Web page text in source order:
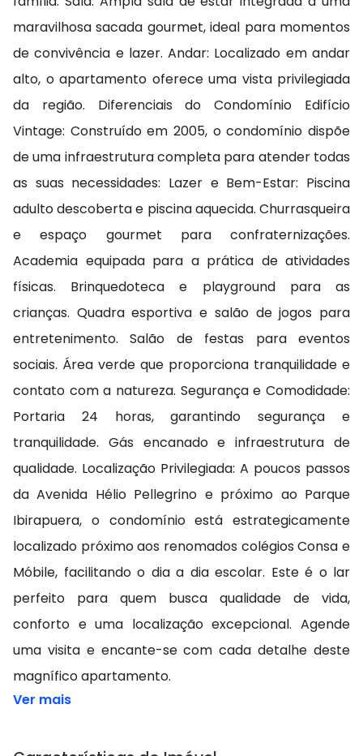
maravilhosa sacada gourmet, ideal para momentos
de convivência e lazer. Andar: Localizado em andar
alto, o apartamento oferece uma vista privilegiada
da região. Diferenciais do Condomínio Edifício
Vintage: Construído em 2005, o condomínio dispõe
de uma infraestrutura completa para atender todas
as suas necessidades: Lazer e Bem-Estar: Piscina
adulto descoberta e piscina aquecida. Churrasqueira
e espaço gourmet para confraternizações.
Academia equipada para a prática de atividades
físicas. Brinquedoteca e playground para as
crianças. Quadra esportiva e salão de jogos para
entretenimento. Salão de festas para eventos
sociais. Área verde que proporciona tranquilidade e
contato com a natureza. Segurança e Comodidade:
Portaria 24 horas, garantindo segurança e
tranquilidade. Gás encanado e infraestrutura de
qualidade. Localização Privilegiada: A poucos passos
da Avenida Hélio Pellegrino e próximo ao Parque
Ibirapuera, o condomínio está estrategicamente
localizado próximo aos renomados colégios Consa e
Móbile, facilitando o dia a dia escolar. Este é o lar
perfeito para quem busca qualidade de vida,
conforto e uma localização excepcional. Agende
uma visita e encante-se com cada detalhe deste
magnífico apartamento.
Ver mais